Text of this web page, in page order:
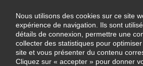
Nous utilisons des cookies sur ce site
expérience de navigation. Ils sont
détails de connexion, permettre une
collecter des statistiques pour
site et vous présenter du contenu
Cliquez sur « accepter » pour donner